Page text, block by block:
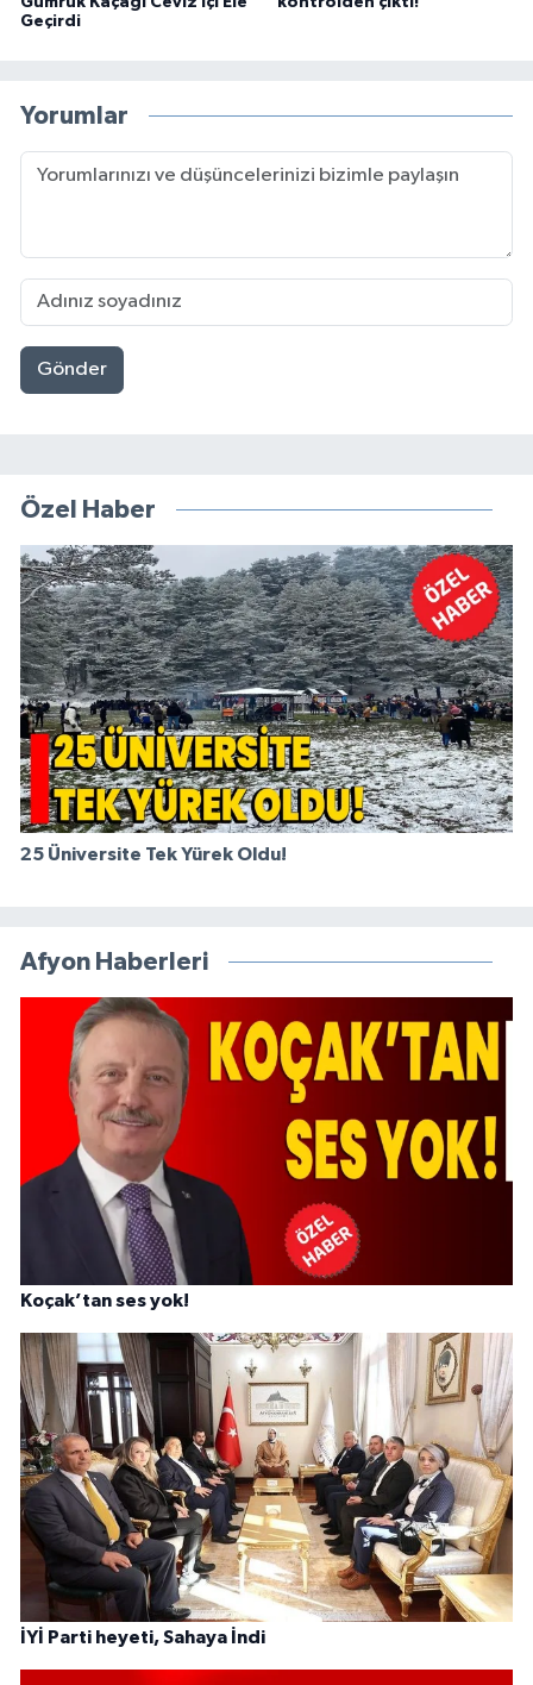
Geçirdi
Yorumlar
Gönder
Özel Haber
25 Üniversite Tek Yürek Oldu!
Afyon Haberleri
Koçak’tan ses yok!
İYİ Parti heyeti, Sahaya İndi